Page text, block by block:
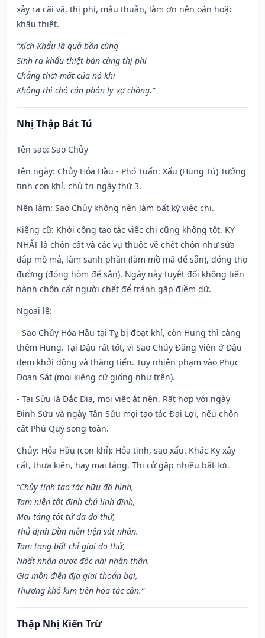
xảy ra cãi vã, thị phi, mâu thuẫn, làm ơn nên oán hoặc
khẩu thiệt.
“Xích Khẩu là quả bần cùng
Sinh ra khẩu thiệt bàn cùng thị phi
Chẳng thời mất của nó khi
Không thì chó cắn phân ly vợ chồng.”
Nhị Thập Bát Tú
Tên sao: Sao Chủy
Tên ngày: Chủy Hỏa Hầu - Phó Tuấn: Xấu (Hung Tú) Tướng
tinh con khỉ, chủ trị ngày thứ 3.
Nên làm: Sao Chủy không nên làm bất kỳ việc chi.
Kiêng cữ: Khởi công tạo tác việc chi cũng không tốt. KỴ
NHẤT là chôn cất và các vụ thuộc về chết chôn như sửa
đắp mồ mả, làm sanh phần (làm mồ mã để sẵn), đóng thọ
đường (đóng hòm để sẵn). Ngày này tuyệt đối không tiến
hành chôn cất người chết để tránh gặp điềm dữ.
Ngoại lệ:
- Sao Chủy Hỏa Hầu tại Tỵ bị đoạt khí, còn Hung thì càng
thêm Hung. Tại Dậu rất tốt, vì Sao Chủy Đăng Viên ở Dậu
đem khởi động và thăng tiến. Tuy nhiên phạm vào Phục
Đoạn Sát (mọi kiêng cữ giống như trên).
- Tại Sửu là Đắc Địa, mọi việc ắt nên. Rất hợp với ngày
Đinh Sửu và ngày Tân Sửu mọi tạo tác Đại Lợi, nếu chôn
cất Phú Quý song toàn.
Chủy: Hỏa Hầu (con khỉ): Hỏa tinh, sao xấu. Khắc Kỵ xây
cất, thưa kiện, hay mai táng. Thi cử gặp nhiều bất lợi.
“Chủy tinh tạo tác hữu đồ hình,
Tam niên tất đinh chủ linh đinh,
Mai táng tốt tử đa do thử,
Thủ định Dần niên tiện sát nhân.
Tam tang bất chỉ giai do thử,
Nhất nhân dược độc nhị nhân thân.
Gia môn điền địa giai thoán bại,
Thương khố kim tiền hóa tác cần.”
Thập Nhị Kiến Trừ